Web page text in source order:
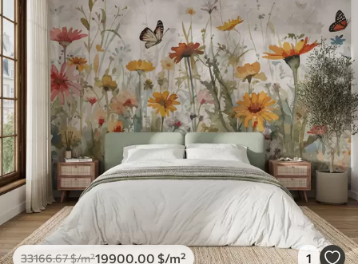
33166.67$/m²19900 .00 $/m² 1